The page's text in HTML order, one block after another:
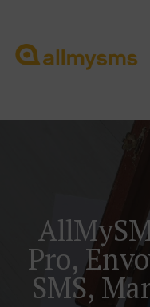
Pro,
SMS,